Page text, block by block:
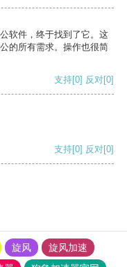
软件，终于找到了它。这
的所有需求。操作也很简
支持[0] 反对[0]
支持[0] 反对[0]
旋风
旋风加速